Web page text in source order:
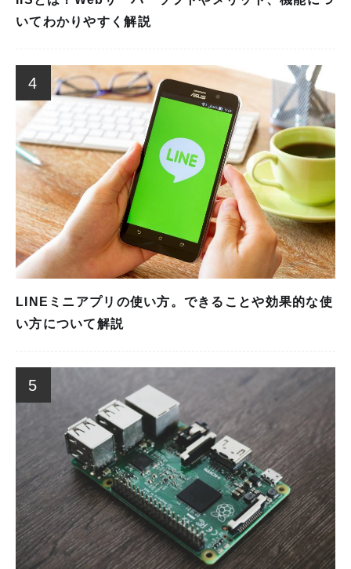
いてわかりやすく解説
4
LINEミニアプリの使い方。できることや効果的な使
い方について解説
5